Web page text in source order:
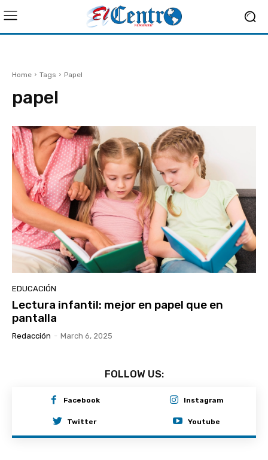
Home Tags Papel
papel
EDUCACIÓN
Lectura infantil: mejor en papel que en
pantalla
Redacción - March 6, 2025
FOLLOW US:
Facebook Instagram
Twitter Youtube